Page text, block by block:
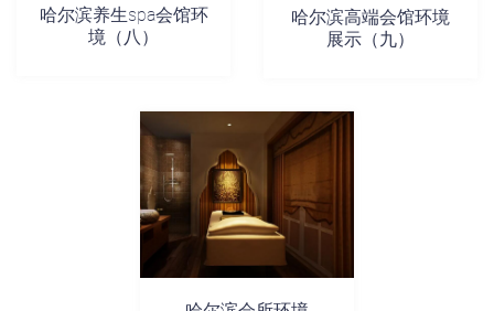
哈尔滨养生spa会馆环
境（八）
哈尔滨高端会馆环境
展示（九）